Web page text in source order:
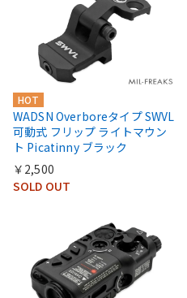
HOT
WADSN Overboreタイプ SWVL
可動式 フリップ ライトマウン
ト Picatinny ブラック
￥2,500
SOLD OUT